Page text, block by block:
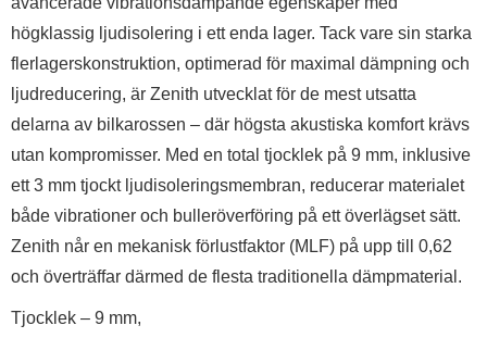
högklassig ljudisolering i ett enda lager. Tack vare sin starka
flerlagerskonstruktion, optimerad för maximal dämpning och
ljudreducering, är Zenith utvecklat för de mest utsatta
delarna av bilkarossen – där högsta akustiska komfort krävs
utan kompromisser. Med en total tjocklek på 9 mm, inklusive
ett 3 mm tjockt ljudisoleringsmembran, reducerar materialet
både vibrationer och bulleröverföring på ett överlägset sätt.
Zenith når en mekanisk förlustfaktor (MLF) på upp till 0,62
och överträffar därmed de flesta traditionella dämpmaterial.
Tjocklek – 9 mm,